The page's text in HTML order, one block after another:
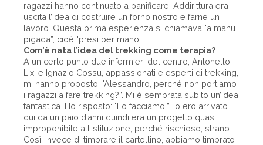
ragazzi hanno continuato a panificare. Addirittura era
uscita l’idea di costruire un forno nostro e farne un
lavoro. Questa prima esperienza si chiamava "a manu
pigada”, cioè "presi per mano”.
Com’è nata l’idea del trekking come terapia?
A un certo punto due infermieri del centro, Antonello
Lixi e Ignazio Cossu, appassionati e esperti di trekking,
mi hanno proposto: "Alessandro, perché non portiamo
i ragazzi a fare trekking?”. Mi è sembrata subito un’idea
fantastica. Ho risposto: "Lo facciamo!”. Io ero arrivato
qui da un paio d’anni quindi era un progetto quasi
improponibile all’istituzione, perché rischioso, strano...
Così, invece di timbrare il cartellino, abbiamo timbrato